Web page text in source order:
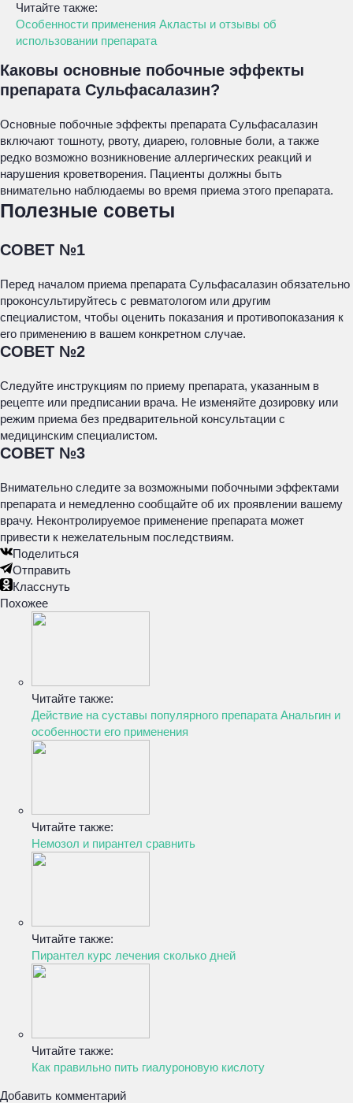
Читайте также:
Особенности применения Акласты и отзывы об
использовании препарата
Каковы основные побочные эффекты
препарата Сульфасалазин?
Основные побочные эффекты препарата Сульфасалазин
включают тошноту, рвоту, диарею, головные боли, а также
редко возможно возникновение аллергических реакций и
нарушения кроветворения. Пациенты должны быть
внимательно наблюдаемы во время приема этого препарата.
Полезные советы
СОВЕТ №1
Перед началом приема препарата Сульфасалазин обязательно
проконсультируйтесь с ревматологом или другим
специалистом, чтобы оценить показания и противопоказания к
его применению в вашем конкретном случае.
СОВЕТ №2
Следуйте инструкциям по приему препарата, указанным в
рецепте или предписании врача. Не изменяйте дозировку или
режим приема без предварительной консультации с
медицинским специалистом.
СОВЕТ №3
Внимательно следите за возможными побочными эффектами
препарата и немедленно сообщайте об их проявлении вашему
врачу. Неконтролируемое применение препарата может
привести к нежелательным последствиям.
Поделиться
Отправить
Класснуть
Похожее
Читайте также:
Действие на суставы популярного препарата Анальгин и
особенности его применения
Читайте также:
Немозол и пирантел сравнить
Читайте также:
Пирантел курс лечения сколько дней
Читайте также:
Как правильно пить гиалуроновую кислоту
Добавить комментарий